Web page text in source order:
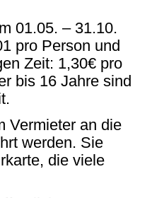
01.05. – 31.10.
pro Person und
Zeit: 1,30€ pro
bis 16 Jahre sind
Vermieter an die
werden. Sie
die viele